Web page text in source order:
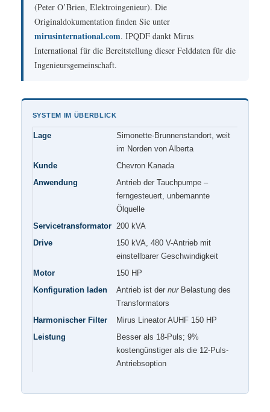
(Peter O’Brien, Elektroingenieur). Die
Originaldokumentation finden Sie unter
mirusinternational.com. IPQDF dankt Mirus
International für die Bereitstellung dieser Felddaten für die
Ingenieursgemeinschaft.
SYSTEM IM ÜBERBLICK
Lage
Simonette-Brunnenstandort, weit
im Norden von Alberta
Kunde
Chevron Kanada
Anwendung
Antrieb der Tauchpumpe –
ferngesteuert, unbemannte
Ölquelle
Servicetransformator 200 kVA
Drive
150 kVA, 480 V-Antrieb mit
einstellbarer Geschwindigkeit
Motor
150 HP
Konfiguration laden
Antrieb ist der nurBelastung des
Transformators
Harmonischer Filter
Mirus Lineator AUHF 150 HP
Leistung
Besser als 18-Puls; 9%
kostengünstiger als die 12-Puls-
Antriebsoption